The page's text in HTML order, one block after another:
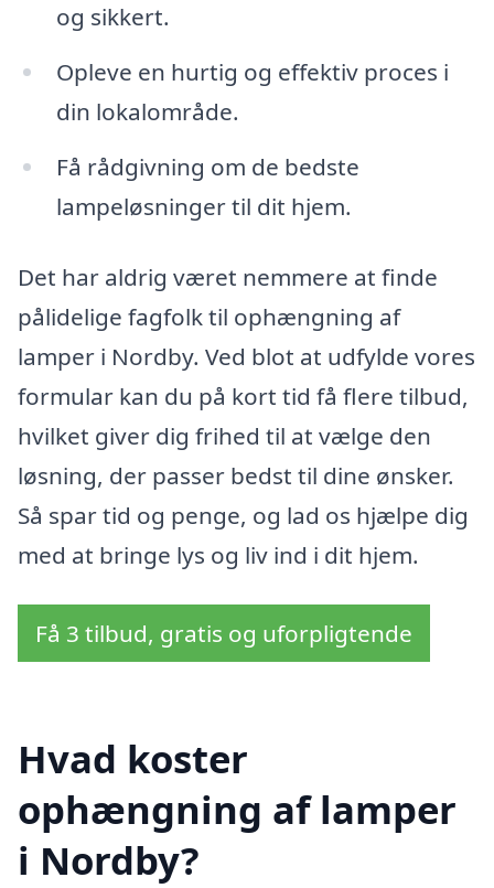
og sikkert.
Opleve en hurtig og effektiv proces i
din lokalområde.
Få rådgivning om de bedste
lampeløsninger til dit hjem.
Det har aldrig været nemmere at finde
pålidelige fagfolk til ophængning af
lamper i Nordby. Ved blot at udfylde vores
formular kan du på kort tid få flere tilbud,
hvilket giver dig frihed til at vælge den
løsning, der passer bedst til dine ønsker.
Så spar tid og penge, og lad os hjælpe dig
med at bringe lys og liv ind i dit hjem.
Få 3 tilbud, gratis og uforpligtende
Hvad koster
ophængning af lamper
i Nordby?